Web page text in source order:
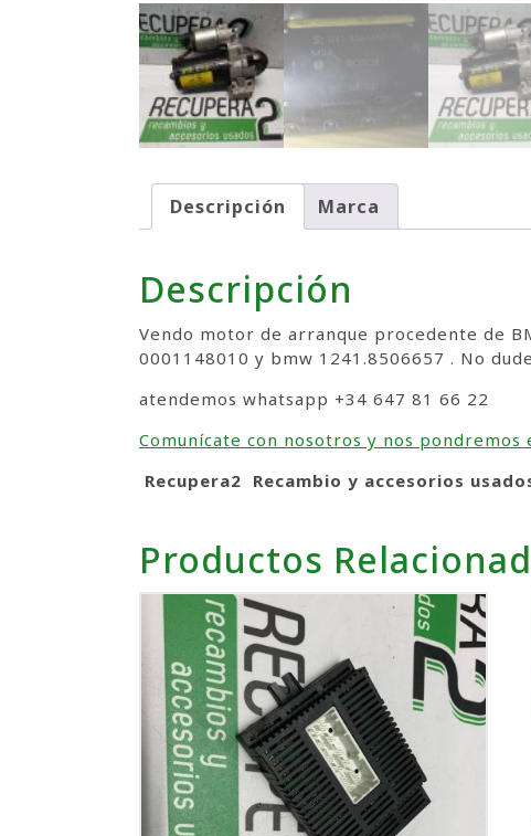
Descripción Marca
Descripción
Vendo motor de arranque procedente de
0001148010 y bmw 1241.8506657 . No
atendemos whatsapp +34 647 81 66 22
Comunícate con nosotros y nos
Recupera2 Recambio y accesorios
Productos